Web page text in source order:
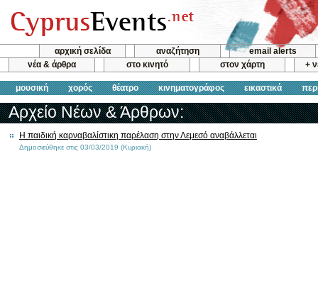
αρχική σελίδα αναζήτηση
email alerts
νέα & άρθρα
στο κινητό στον χάρτη +
μουσική χορός θέατρο κινηματογράφος εικαστικά
Αρχείο Νέων & Άρθρων:
Η παιδική καρναβαλίστικη παρέλαση στην Λεμεσό αναβάλλεται
Δημοσιεύθηκε στις 03/03/2019 (Κυριακή)